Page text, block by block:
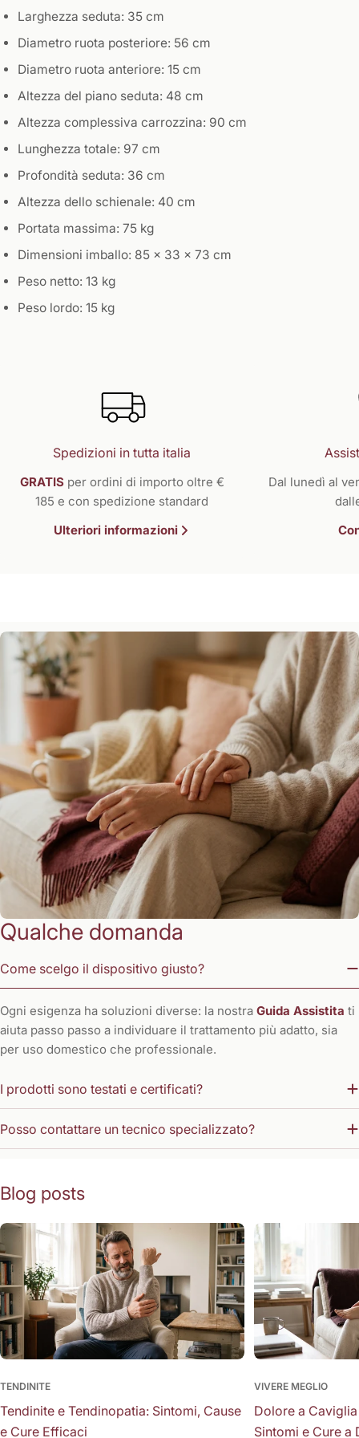
Larghezza seduta: 35 cm
Diametro ruota posteriore: 56 cm
Diametro ruota anteriore: 15 cm
Altezza del piano seduta: 48 cm
Altezza complessiva carrozzina: 90 cm
Lunghezza totale: 97 cm
Profondità seduta: 36 cm
Altezza dello schienale: 40 cm
Portata massima: 75 kg
Dimensioni imballo: 85 x 33 x 73 cm
Peso netto: 13 kg
Peso lordo: 15 kg
Spedizioni in tutta italia
GRATIS per ordini di importo oltre €
185 e con spedizione standard
Ulteriori informazioni
Dal lunedì al
Qualche domanda
Come scelgo il dispositivo giusto?
Ogni esigenza ha soluzioni diverse: la nostra Guida Assistita ti
aiuta passo passo a individuare il trattamento più adatto, sia
per uso domestico che professionale.
I prodotti sono testati e certificati?
Posso contattare un tecnico specializzato?
Blog posts
TENDINITE
Tendinite e Tendinopatia: Sintomi, Cause
e Cure Efficaci
VIVERE MEGLIO
Dolore a
Sintomi e Cure a